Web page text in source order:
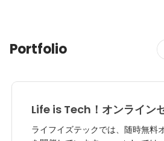
Portfolio
Life is Tech！オンライン
ライフイズテックでは、随時無料